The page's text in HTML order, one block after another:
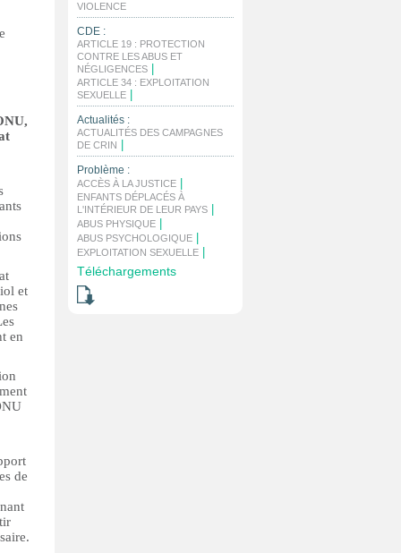
et
en
de
VIOLENCE
CDE :
ARTICLE 19 : PROTECTION
CONTRE LES ABUS ET
NÉGLIGENCES
ARTICLE 34 : EXPLOITATION
SEXUELLE
Actualités :
ACTUALITÉS DES CAMPAGNES
DE CRIN
Problème :
ACCÈS À LA JUSTICE
ENFANTS DÉPLACÉS À
L'INTÉRIEUR DE LEUR PAYS
ABUS PHYSIQUE
ABUS PSYCHOLOGIQUE
EXPLOITATION SEXUELLE
Téléchargements